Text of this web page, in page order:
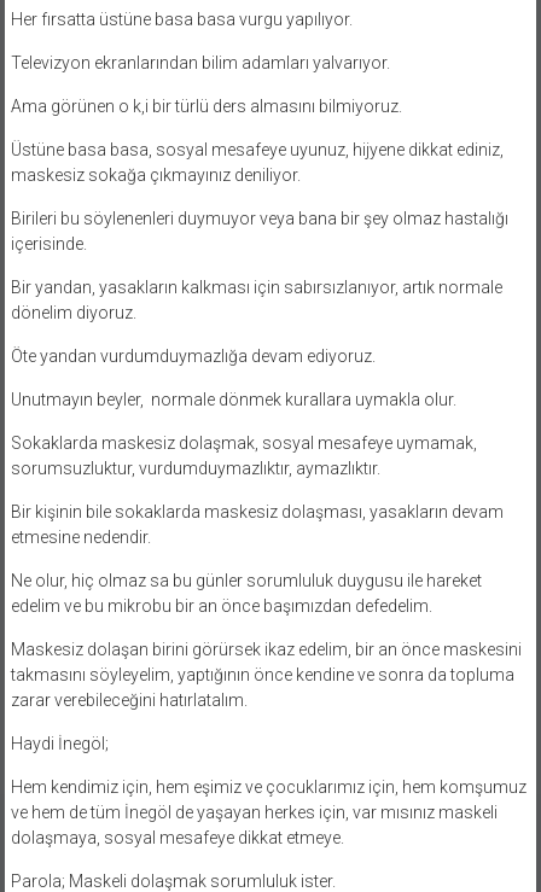
Her fırsatta üstüne basa basa vurgu yapılıyor.
Televizyon ekranlarından bilim adamları yalvarıyor.
Ama görünen o k,i bir türlü ders almasını bilmiyoruz.
Üstüne basa basa, sosyal mesafeye uyunuz, hijyene dikkat ediniz,
maskesiz sokağa çıkmayınız deniliyor.
Birileri bu söylenenleri duymuyor veya bana bir şey olmaz hastalığı
içerisinde.
Bir yandan, yasakların kalkması için sabırsızlanıyor, artık normale
dönelim diyoruz.
Öte yandan vurdumduymazlığa devam ediyoruz.
Unutmayın beyler, normale dönmek kurallara uymakla olur.
Sokaklarda maskesiz dolaşmak, sosyal mesafeye uymamak,
sorumsuzluktur, vurdumduymazlıktır, aymazlıktır.
Bir kişinin bile sokaklarda maskesiz dolaşması, yasakların devam
etmesine nedendir.
Ne olur, hiç olmaz sa bu günler sorumluluk duygusu ile hareket
edelim ve bu mikrobu bir an önce başımızdan defedelim.
Maskesiz dolaşan birini görürsek ikaz edelim, bir an önce maskesini
takmasını söyleyelim, yaptığının önce kendine ve sonra da topluma
zarar verebileceğini hatırlatalım.
Haydi İnegöl;
Hem kendimiz için, hem eşimiz ve çocuklarımız için, hem komşumuz
ve hem de tüm İnegöl de yaşayan herkes için, var mısınız maskeli
dolaşmaya, sosyal mesafeye dikkat etmeye.
Parola; Maskeli dolaşmak sorumluluk ister.